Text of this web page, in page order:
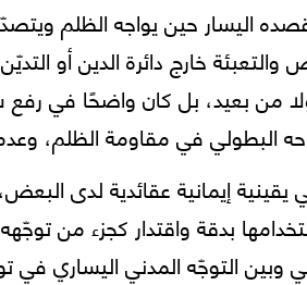
اليسار حين يواجه الظلم
خارج دائرة الدين أو
من بعيد، بل كان واضحًا في
البطولي في مقاومة الظلم،
إيمانية عقائدية لدى
بدقة واقتدار كجزء من
وبين التوجّه المدني اليساري